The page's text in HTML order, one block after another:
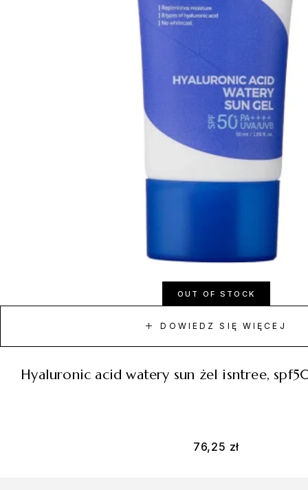
OUT OF STOCK
DOWIEDZ SIĘ WIĘCEJ
hyaluronic acid watery sun żel isntree,
76,25 zł